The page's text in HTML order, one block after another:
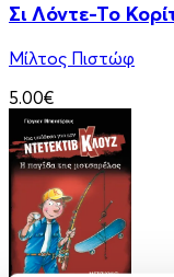
Σι Λόντε-Το
Μίλτος Πιστώφ
5.00€